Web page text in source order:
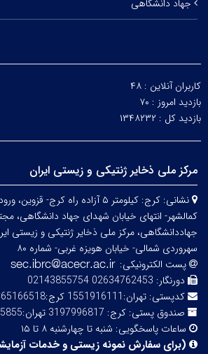
جهاد دانشگاهی
کاربران آنلاین : ۴۸
بازدید امروز : ۷۰
بازدید کل : ۱۳۴۸۲۳۲
مرکز ملی ذخایر ژنتیکی و زیستی ایران
نشانی:
کرج: کیلومتر ۵ آزاده راه کرج-
کمالشهر- انتهای خیابان شهدای جهاد دانشگاهی،
جهاددانشگاهی، مرکز ملی ذخایر ژنتیکی و زیستی
سهروردی شمالی- خیابان هویزه غربی- شماره ۸۰
پست الکترونیکی:
دورنگار: 02634762453 02143855754
کدپستی: تهران:1551916111 کرج:3365166518
صندوق پستی: کرج: 3197996817 تهران:15855-161
ساعات پاسخگویی: شنبه تا چهارشنبه ۸ تا ۱۵
(برای سفارش نمونه زیستی و خدمات